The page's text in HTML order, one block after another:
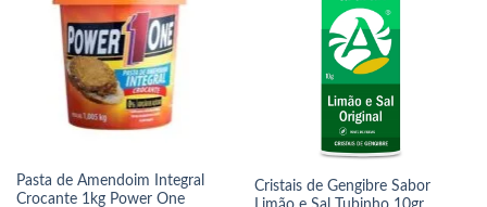
Pasta de Amendoim Integral
Crocante 1kg Power One
Cristais de Gengibre Sabor